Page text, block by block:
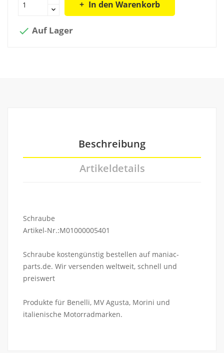
In den Warenkorb
 Auf Lager
Beschreibung
Artikeldetails
Schraube
Artikel-Nr.:M01000005401
Schraube kostengünstig bestellen auf maniac-
parts.de. Wir versenden weltweit, schnell und
preiswert
Produkte für Benelli, MV Agusta, Morini und
italienische Motorradmarken.